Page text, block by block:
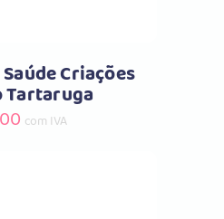
Criações
Tartaruga
com IVA